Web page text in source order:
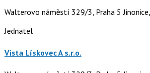
Walterovo náměstí 329/3, Praha 5
Jednatel
Vista Lískovec A s.r.o.